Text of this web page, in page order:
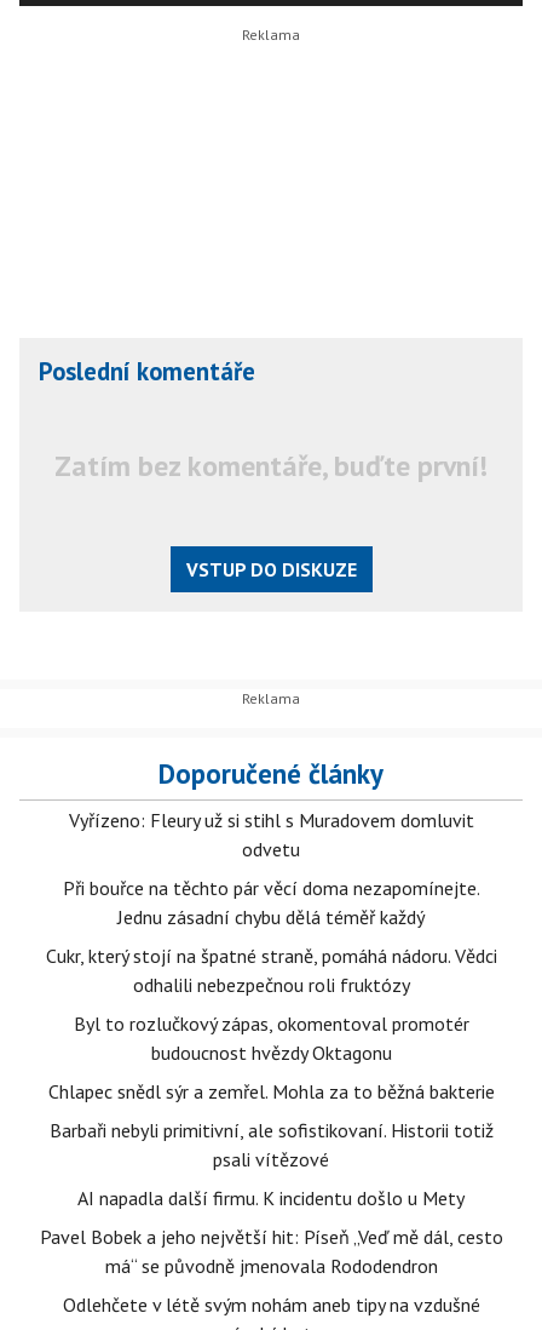
Poslední komentáře
Zatím bez komentáře, buďte první!
VSTUP DO DISKUZE
Doporučené články
Vyřízeno: Fleury už si stihl s Muradovem domluvit
odvetu
Při bouřce na těchto pár věcí doma nezapomínejte.
Jednu zásadní chybu dělá téměř každý
Cukr, který stojí na špatné straně, pomáhá nádoru. Vědci
odhalili nebezpečnou roli fruktózy
Byl to rozlučkový zápas, okomentoval promotér
budoucnost hvězdy Oktagonu
Chlapec snědl sýr a zemřel. Mohla za to běžná bakterie
Barbaři nebyli primitivní, ale sofistikovaní. Historii totiž
psali vítězové
AI napadla další firmu. K incidentu došlo u Mety
Pavel Bobek a jeho největší hit: Píseň „Veď mě dál, cesto
má“ se původně jmenovala Rododendron
Odlehčete v létě svým nohám aneb tipy na vzdušné